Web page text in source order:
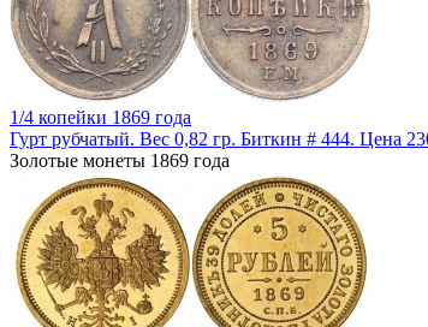
1/4 копейки 1869 года
Гурт рубчатый. Вес 0,82 гр. Биткин # 444. Цена
Золотые монеты 1869 года